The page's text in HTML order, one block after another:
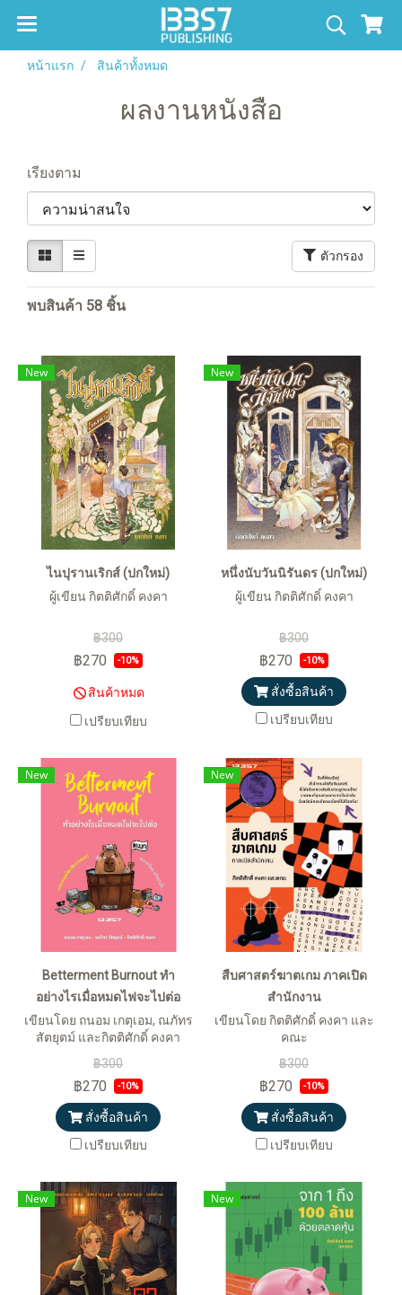
หน้าแรก สินค้าทั้งหมด
ผลงานหนังสือ
เรียงตาม
ตัวกรอง
พบสินค้า 58 ชิ้น
New
ไนปุรานเริกส์ (ปกใหม่)
ผู้เขียน กิตติศักดิ์ คงคา
฿300
฿270 -10%
สินค้าหมด
เปรียบเทียบ
New
หนึ่งนับวันนิรันดร (ปกใหม่)
ผู้เขียน กิตติศักดิ์ คงคา
฿300
฿270 -10%
สั่งซื้อสินค้า
เปรียบเทียบ
New
Betterment Burnout ทำ
อย่างไรเมื่อหมดไฟจะไปต่อ
เขียนโดย ถนอม เกตุเอม, ณภัทร
สัตยุตม์ และกิตติศักดิ์ คงคา
฿300
฿270 -10%
สั่งซื้อสินค้า
เปรียบเทียบ
New
สืบศาสตร์ฆาตเกม ภาคเปิด
สำนักงาน
เขียนโดย กิตติศักดิ์ คงคา และ
คณะ
฿300
฿270 -10%
สั่งซื้อสินค้า
เปรียบเทียบ
New New